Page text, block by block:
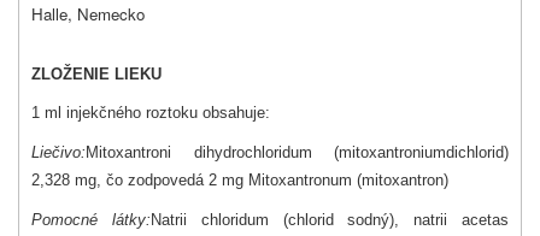
Halle, Nemecko
ZLOŽENIE LIEKU
1 ml injekčného roztoku obsahuje:
Liečivo: Mitoxantroni dihydrochloridum (mitoxantroniumdichlorid)
2,328 mg, čo zodpovedá 2 mg Mitoxantronum (mitoxantron)
Pomocné látky: Natrii chloridum (chlorid sodný), natrii acetas